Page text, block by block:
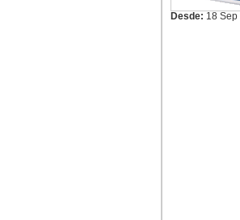
Desde: 18 Sep